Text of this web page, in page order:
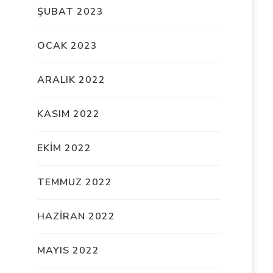
ŞUBAT 2023
OCAK 2023
ARALIK 2022
KASIM 2022
EKIM 2022
TEMMUZ 2022
HAZIRAN 2022
MAYIS 2022